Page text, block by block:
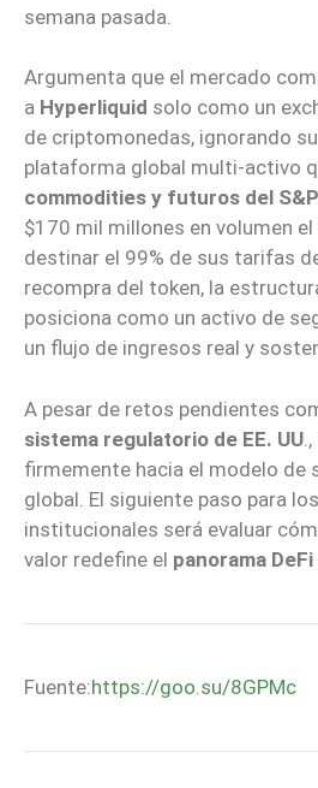
semana pasada.
Argumenta que el mercado
a Hyperliquid solo como un
de criptomonedas, ignorando
plataforma global multi-activo
commodities y futuros del
$170 mil millones en volumen
destinar el 99% de sus tarifas
recompra del token, la
posiciona como un activo de
un flujo de ingresos real y
A pesar de retos pendientes
sistema regulatorio de EE. UU
firmemente hacia el modelo de
global. El siguiente paso para
institucionales será evaluar
valor redefine el panorama
Fuente:https://goo.su/8GPMc